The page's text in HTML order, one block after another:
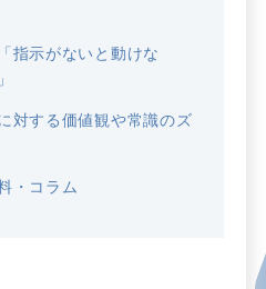
指示がないと動けな
対する価値観や常識のズ
・コラム